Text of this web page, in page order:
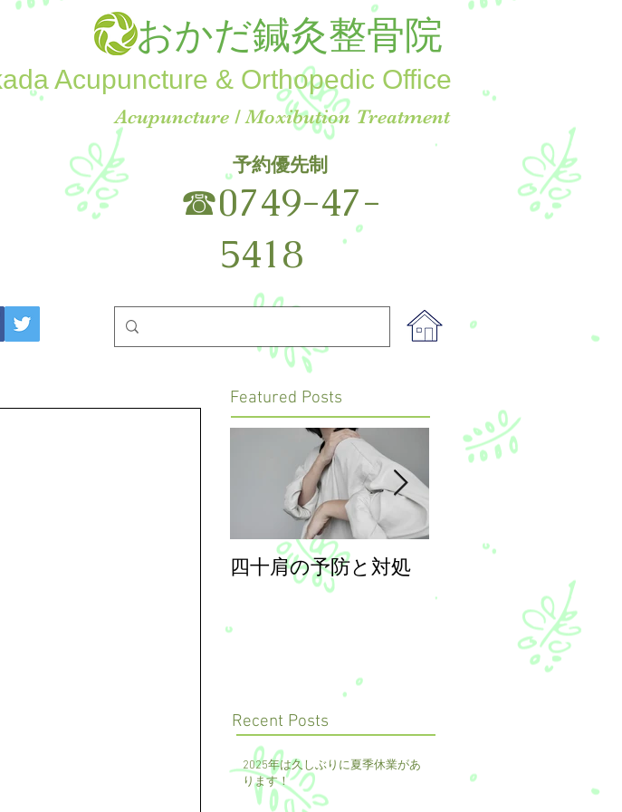
おかだ鍼灸整骨院
Acupuncture & Orthopedic Office
Acupuncture / Moxibution Treatment
予約優先制
☎0749-47-
5418
Featured Posts
四十肩の予防と対処
Recent Posts
2025年は久しぶりに夏季休業があ
ります！